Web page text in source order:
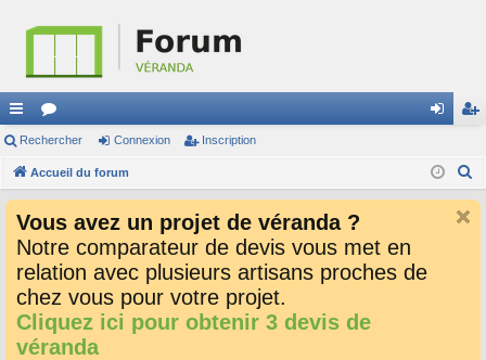
ac
co
ci
or
u
s
ne cri
Rechercher Connexion Inscription
Accueil du forum
Vous avez un projet de véranda ?
Notre comparateur de devis vous met en
relation avec plusieurs artisans proches de
chez vous pour votre projet.
Cliquez ici pour obtenir 3 devis de
véranda